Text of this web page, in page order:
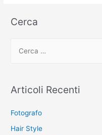
Cerca
c
:
Articoli Recenti
Fotografo
Hair Style